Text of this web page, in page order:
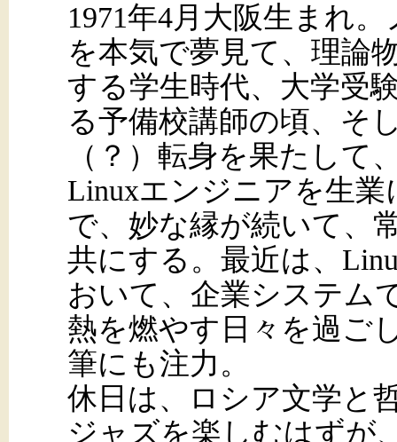
1971年4月大阪生まれ
を本気で夢見て、理論
する学生時代、大学受
る予備校講師の頃、そ
（？）転身を果たして
Linuxエンジニアを生
で、妙な縁が続いて、
共にする。最近は、
おいて、企業システム
熱を燃やす日々を過ご
筆にも注力。
休日は、ロシア文学と
ジャズを楽しむはずが